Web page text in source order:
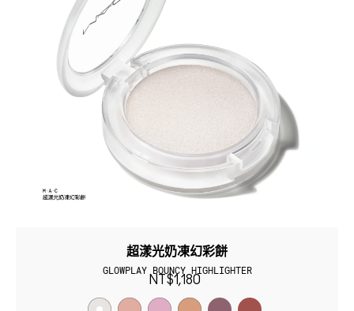
超漾光奶凍幻彩餅
GLOWPLAY BOUNCY HIGHLIGHTER
NT$1,180